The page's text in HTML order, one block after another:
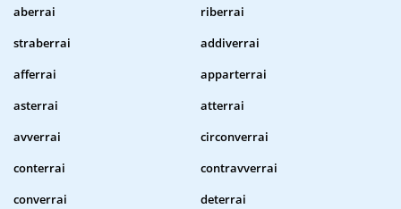
aberrai
riberrai
straberrai
addiverrai
afferrai
apparterrai
asterrai
atterrai
avverrai
circonverrai
conterrai
contravverrai
converrai
deterrai